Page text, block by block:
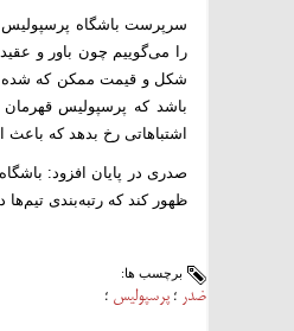
سرپرست باشگاه پرسپولیس
را می‌گوییم چون باور و
شکل و قیمت ممکن که شده
باشد که پرسپولیس
اشتباهاتی رخ بدهد که
صدری در پایان افزود:
ظهور کند که رتبه‌بندی
برچسب ها:
ضدر ؛ پرسپولیس ؛